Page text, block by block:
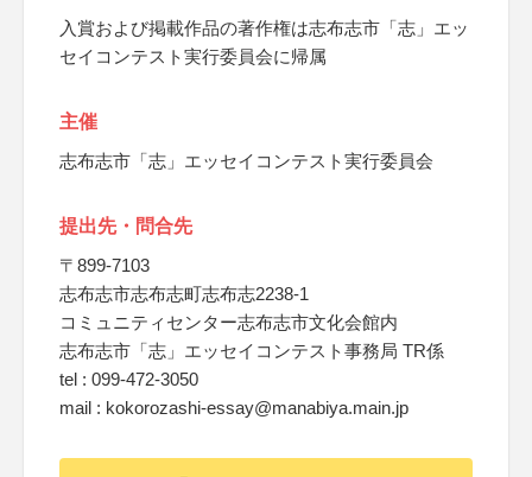
入賞および掲載作品の著作権は志布志市「志」エッ
セイコンテスト実行委員会に帰属
主催
志布志市「志」エッセイコンテスト実行委員会
提出先・問合先
〒899-7103
志布志市志布志町志布志2238-1
コミュニティセンター志布志市文化会館内
志布志市「志」エッセイコンテスト事務局 TR係
tel : 099-472-3050
mail : kokorozashi-essay@manabiya.main.jp